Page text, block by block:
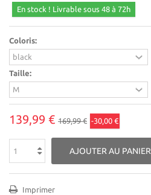
En stock ! Livrable sous 48 à 72h
Coloris:
Taille:
139,99 € 169,99 € -30,00 €
AJOUTER AU PANIER
Imprimer